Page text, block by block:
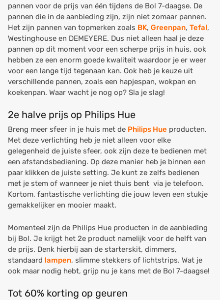
pannen voor de prijs van één tijdens de Bol 7-daagse. De
pannen die in de aanbieding zijn, zijn niet zomaar pannen.
Het zijn pannen van topmerken zoals BK, Greenpan, Tefal,
Westinghouse en DEMEYERE. Dus niet alleen haal je deze
pannen op dit moment voor een scherpe prijs in huis, ook
hebben ze een enorm goede kwaliteit waardoor je er weer
voor een lange tijd tegenaan kan. Ook heb je keuze uit
verschillende pannen, zoals een hapjespan, wokpan en
koekenpan. Waar wacht je nog op? Sla je slag!
2e halve prijs op Philips Hue
Breng meer sfeer in je huis met de Philips Hue producten.
Met deze verlichting heb je niet alleen voor elke
gelegenheid de juiste sfeer, ook zijn deze te bedienen met
een afstandsbediening. Op deze manier heb je binnen een
paar klikken de juiste setting. Je kunt ze zelfs bedienen
met je stem of wanneer je niet thuis bent via je telefoon.
Kortom, fantastische verlichting die jouw leven een stukje
gemakkelijker en mooier maakt.
Momenteel zijn de Philips Hue producten in de aanbieding
bij Bol. Je krijgt het 2e product namelijk voor de helft van
de prijs. Denk hierbij aan de starterskit, dimmers,
standaard lampen, slimme stekkers of lichtstrips. Wat je
ook maar nodig hebt, grijp nu je kans met de Bol 7-daagse!
Tot 60% korting op geuren